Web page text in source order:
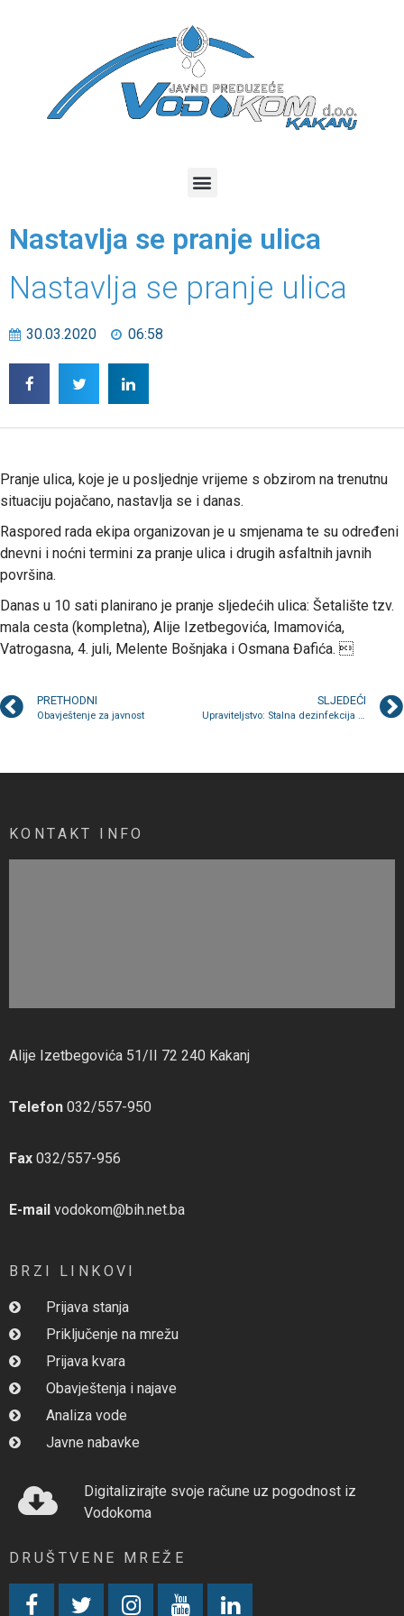
Nastavlja se pranje ulica
Nastavlja se pranje ulica
30.03.2020 06:58
Pranje ulica, koje je u posljednje vrijeme s obzirom na trenutnu
situaciju pojačano, nastavlja se i danas.
Raspored rada ekipa organizovan je u smjenama te su određeni
dnevni i noćni termini za pranje ulica i drugih asfaltnih javnih
površina.
Danas u 10 sati planirano je pranje sljedećih ulica: Šetalište tzv.
mala cesta (kompletna), Alije Izetbegovića, Imamovića,
Vatrogasna, 4. juli, Melente Bošnjaka i Osmana Đafića. 
PRETHODNI
Obavještenje za javnost
SLJEDEĆI
Upraviteljstvo: Stalna dezinfekcija i čišćenje
KONTAKT INFO
Alije Izetbegovića 51/II 72 240 Kakanj
Telefon 032/557-950
Fax 032/557-956
E-mail vodokom@bih.net.ba
BRZI LINKOVI
Prijava stanja
Priključenje na mrežu
Prijava kvara
Obavještenja i najave
Analiza vode
Javne nabavke
Digitalizirajte svoje račune uz pogodnost iz
Vodokoma
DRUŠTVENE MREŽE